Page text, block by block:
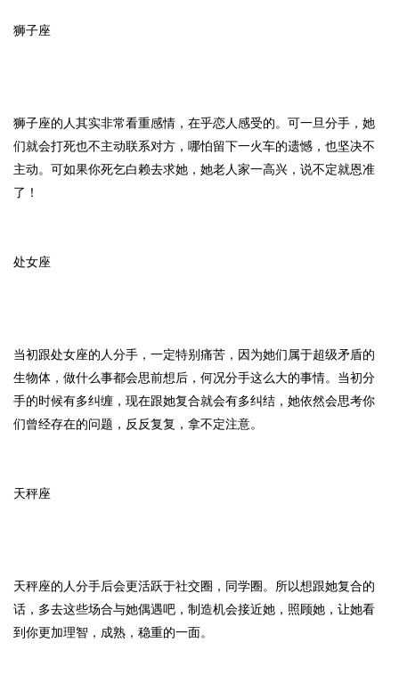
狮子座
狮子座的人其实非常看重感情，在乎恋人感受的。可一旦分手，她
们就会打死也不主动联系对方，哪怕留下一火车的遗憾，也坚决不
主动。可如果你死乞白赖去求她，她老人家一高兴，说不定就恩准
了！
处女座
当初跟处女座的人分手，一定特别痛苦，因为她们属于超级矛盾的
生物体，做什么事都会思前想后，何况分手这么大的事情。当初分
手的时候有多纠缠，现在跟她复合就会有多纠结，她依然会思考你
们曾经存在的问题，反反复复，拿不定注意。
天秤座
天秤座的人分手后会更活跃于社交圈，同学圈。所以想跟她复合的
话，多去这些场合与她偶遇吧，制造机会接近她，照顾她，让她看
到你更加理智，成熟，稳重的一面。